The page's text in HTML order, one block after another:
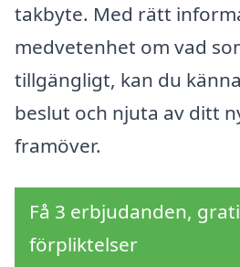
takbyte. Med rätt
medvetenhet om vad
tillgängligt, kan du
beslut och njuta av ditt
framöver.
Få 3 erbjudanden,
förpliktelser